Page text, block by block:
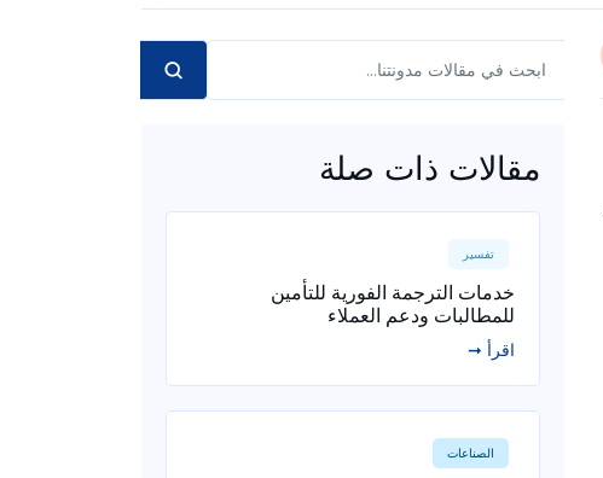
مقالات ذات صلة
تفسير
خدمات الترجمة الفورية للتأمين
للمطالبات ودعم العملاء
اقرأ ➞
الصناعات